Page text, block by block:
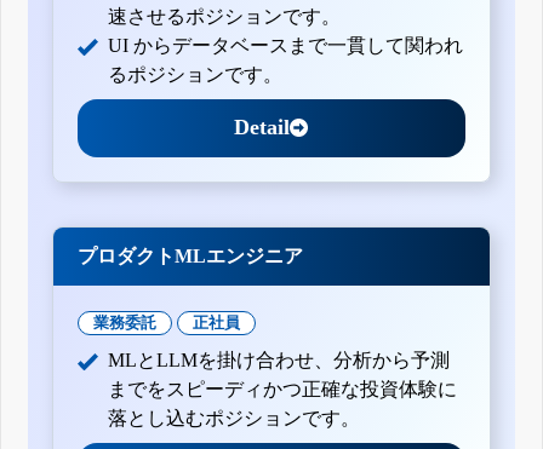
速させるポジションです。
UI からデータベースまで一貫して関われ
るポジションです。
Detail
プロダクトMLエンジニア
業務委託 正社員
MLとLLMを掛け合わせ、分析から予測
までをスピーディかつ正確な投資体験に
落とし込むポジションです。